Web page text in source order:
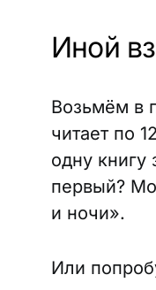
Иной
Возьмём в
читает по
одну книгу
первый?
и ночи».
Или